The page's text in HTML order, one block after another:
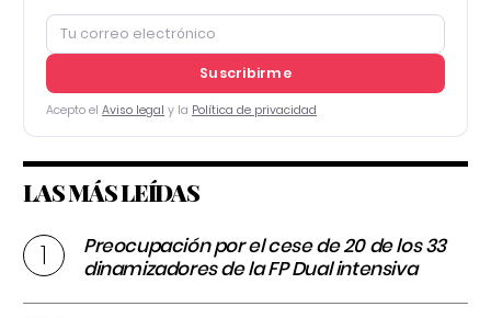
Suscribirme
Acepto el Aviso legal y la Política de privacidad
LAS MÁS LEÍDAS
Preocupación por el cese de 20 de los 33
dinamizadores de la FP Dual intensiva